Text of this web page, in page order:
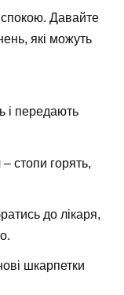
Давайте
які можуть
і передають
– стопи горять,
до лікаря,
шкарпетки